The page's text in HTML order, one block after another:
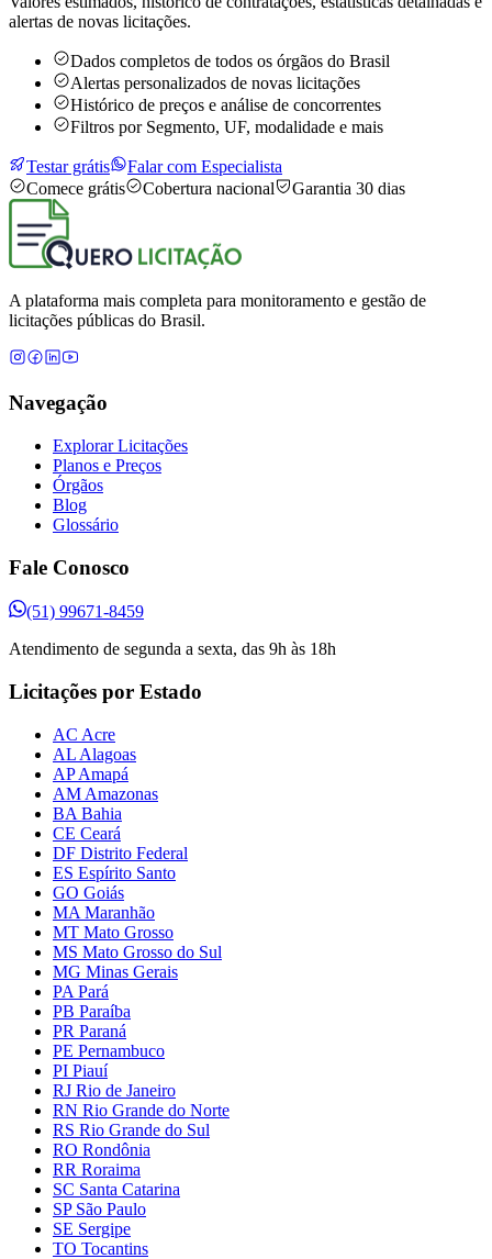
alertas de novas licitações.
Dados completos de todos os órgãos do Brasil
Alertas personalizados de novas licitações
Histórico de preços e análise de concorrentes
Filtros por Segmento, UF, modalidade e mais
Testar grátis
Falar com Especialista
Comece grátis
Cobertura nacional Garantia 30 dias
A plataforma mais completa para monitoramento e gestão de
licitações públicas do Brasil.
Navegação
Explorar Licitações
Planos e Preços
Órgãos
Blog
Glossário
Fale Conosco
(51) 99671-8459
Atendimento de segunda a sexta, das 9h às 18h
Licitações por Estado
AC Acre
AL Alagoas
AP Amapá
AM Amazonas
BA Bahia
CE Ceará
DF Distrito Federal
ES Espírito Santo
GO Goiás
MA Maranhão
MT Mato Grosso
MS Mato Grosso do Sul
MG Minas Gerais
PA Pará
PB Paraíba
PR Paraná
PE Pernambuco
PI Piauí
RJ Rio de Janeiro
RN Rio Grande do Norte
RS Rio Grande do Sul
RO Rondônia
RR Roraima
SC Santa Catarina
SP São Paulo
SE Sergipe
TO Tocantins